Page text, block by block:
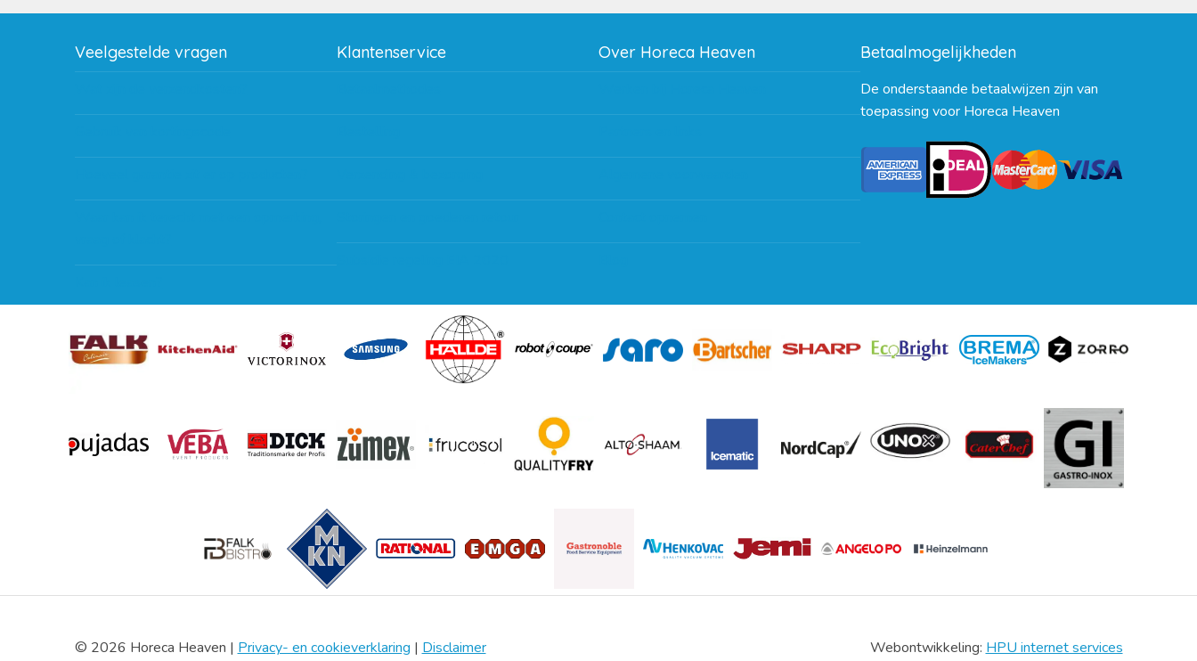
Veelgestelde vragen Klantenservice
Subsidie regeling EIA 2020
Over Horeca Heaven Betaalmogelijkheden
De onderstaande betaalwijzen zijn van
toepassing voor Horeca Heaven
© 2026 Horeca Heaven | Privacy- en cookieverklaring | Disclaimer Webontwikkeling: HPU internet services